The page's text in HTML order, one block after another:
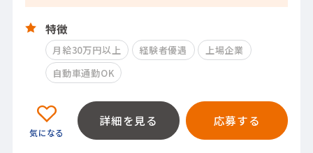
特徴
月給30万円以上 経験者優遇
上場企業
自動車通勤OK
詳細を見る 応募する